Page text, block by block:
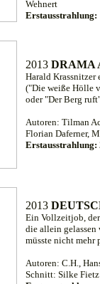
Wehnert
Erstausstrahlung:
2013 DRAMA
Harald
("Die weiße Hölle
oder "Der Berg
Autoren: Tilman
Florian Daferner,
Erstausstrahlung:
2013
Ein Vollzeitjob,
die allein gelassen
müsste nicht mehr
Autoren: C.H.,
Schnitt: Silke